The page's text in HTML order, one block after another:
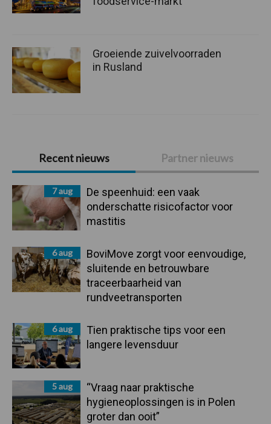
Primaire
Sidebar
Recent nieuws Partner nieuws
7 aug
De speenhuid: een vaak
onderschatte risicofactor voor
mastitis
6 aug
BoviMove zorgt voor eenvoudige,
sluitende en betrouwbare
traceerbaarheid van
rundveetransporten
6 aug
Tien praktische tips voor een
langere levensduur
5 aug
“Vraag naar praktische
hygieneoplossingen is in Polen
groter dan ooit”
Groeiende zuivelvoorraden
in Rusland